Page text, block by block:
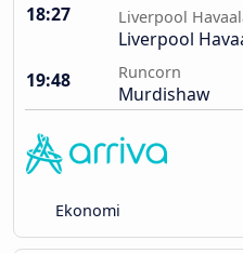
18:27 Liverpool
Liverpool
19:48
Runcorn
Murdishaw
Ekonomi